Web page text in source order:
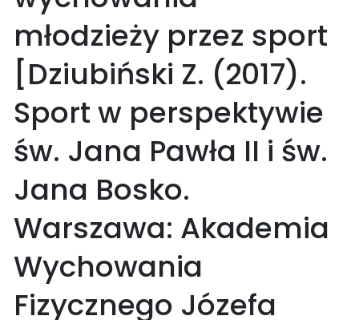
młodzieży przez sport
[Dziubiński Z. (2017).
Sport w perspektywie
św. Jana Pawła II i św.
Jana Bosko.
Warszawa: Akademia
Wychowania
Fizycznego Józefa